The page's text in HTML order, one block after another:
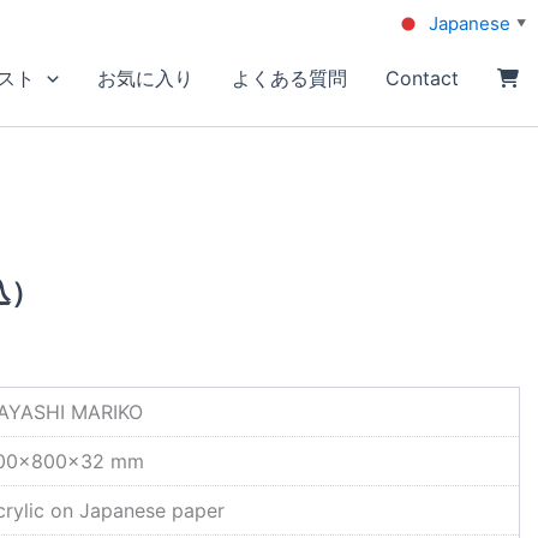
ト お気に入り よくある質問 Contact
MARIKO
mm
on Japanese paper
Japanese ▼